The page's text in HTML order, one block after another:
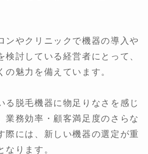
ンやクリニックで機器の導入や
検討している経営者にとって、
の魅力を備えています。
る脱毛機器に物足りなさを感じ
業務効率・顧客満足度のさらな
際には、新しい機器の選定が重
なります。